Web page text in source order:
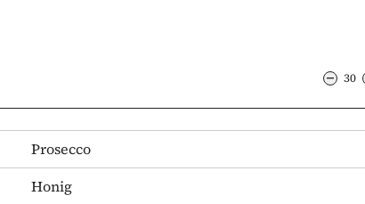
30
Prosecco
Honig